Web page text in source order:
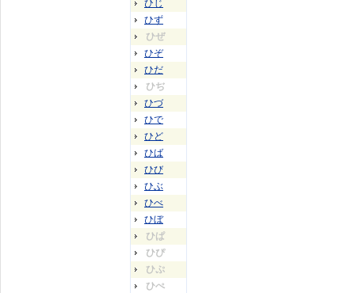
ひじ
ひず
ひぜ
ひぞ
ひだ
ひぢ
ひづ
ひで
ひど
ひば
ひび
ひぶ
ひべ
ひぼ
ひぱ
ひぴ
ひぷ
ひぺ